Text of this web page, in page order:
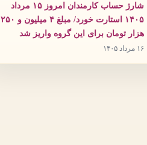
شارژ حساب کارمندان امروز ۱۵ مرداد
۱۴۰۵ استارت خورد/ مبلغ ۴ میلیون و ۲۵۰
هزار تومان برای این گروه واریز شد
۱۶ مرداد ۱۴۰۵